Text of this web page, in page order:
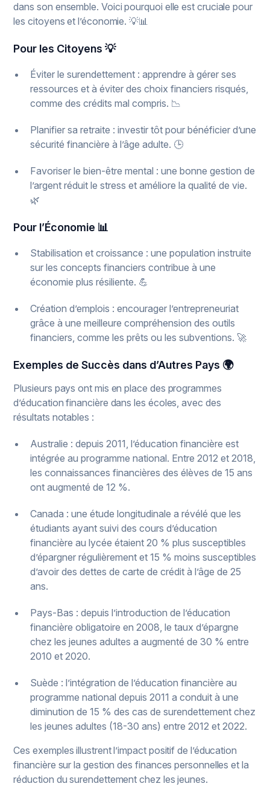
dans son ensemble. Voici pourquoi elle est cruciale pour
les citoyens et l’économie. 💡📊
Pour les Citoyens 💡
Éviter le surendettement : apprendre à gérer ses
ressources et à éviter des choix financiers risqués,
comme des crédits mal compris. 📉
Planifier sa retraite : investir tôt pour bénéficier d’une
sécurité financière à l’âge adulte. 🕒
Favoriser le bien-être mental : une bonne gestion de
l’argent réduit le stress et améliore la qualité de vie.
🌿
Pour l’Économie 📊
Stabilisation et croissance : une population instruite
sur les concepts financiers contribue à une
économie plus résiliente. 💪
Création d’emplois : encourager l’entrepreneuriat
grâce à une meilleure compréhension des outils
financiers, comme les prêts ou les subventions. 🚀
Exemples de Succès dans d’Autres Pays 🌍
Plusieurs pays ont mis en place des programmes
d’éducation financière dans les écoles, avec des
résultats notables :
Australie : depuis 2011, l’éducation financière est
intégrée au programme national. Entre 2012 et 2018,
les connaissances financières des élèves de 15 ans
ont augmenté de 12 %.
Canada : une étude longitudinale a révélé que les
étudiants ayant suivi des cours d’éducation
financière au lycée étaient 20 % plus susceptibles
d’épargner régulièrement et 15 % moins susceptibles
d’avoir des dettes de carte de crédit à l’âge de 25
ans.
Pays-Bas : depuis l’introduction de l’éducation
financière obligatoire en 2008, le taux d’épargne
chez les jeunes adultes a augmenté de 30 % entre
2010 et 2020.
Suède : l’intégration de l’éducation financière au
programme national depuis 2011 a conduit à une
diminution de 15 % des cas de surendettement chez
les jeunes adultes (18-30 ans) entre 2012 et 2022.
Ces exemples illustrent l’impact positif de l’éducation
financière sur la gestion des finances personnelles et la
réduction du surendettement chez les jeunes.